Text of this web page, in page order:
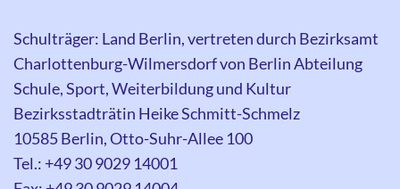
Schulträger: Land Berlin, vertreten durch Bezirksamt
Charlottenburg-Wilmersdorf von Berlin Abteilung
Schule, Sport, Weiterbildung und Kultur
Bezirksstadträtin Heike Schmitt-Schmelz
10585 Berlin, Otto-Suhr-Allee 100
Tel.: +49 30 9029 14001